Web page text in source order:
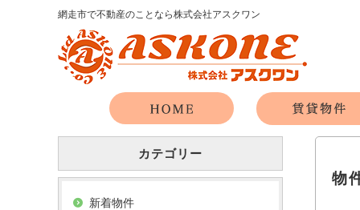
網走市で不動産のことなら株式会社アスクワン
物
カテゴリー
新着物件